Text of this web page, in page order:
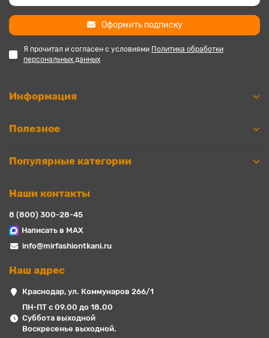
Оформить подписку
Я прочитал и согласен с условиями Политика обработки
персональных данных
Информация
Полезное
Популярные категории
Наши контакты
8 (800) 300-28-45
Написать в MAX
info@mirfashiontkani.ru
Наш адрес
Краснодар, ул. Коммунаров 266/1
ПН-ПТ с 09.00 до 18.00
Суббота выходной
Воскресенье выходной.